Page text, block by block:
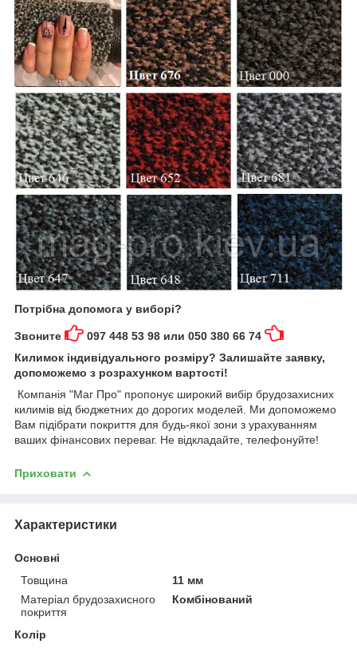
Потрібна допомога у виборі?
Звоните
097 448 53 98 или 050 380 66 74
Килимок індивідуального розміру? Залишайте заявку,
допоможемо з розрахунком вартості!
Компанія "Маг Про" пропонує широкий вибір брудозахисних
килимів від бюджетних до дорогих моделей. Ми допоможемо
Вам підібрати покриття для будь-якої зони з урахуванням
ваших фінансових переваг. Не відкладайте, телефонуйте!
Приховати
Характеристики
Основні
Товщина
11 мм
Матеріал брудозахисного
покриття
Комбінований
Колір